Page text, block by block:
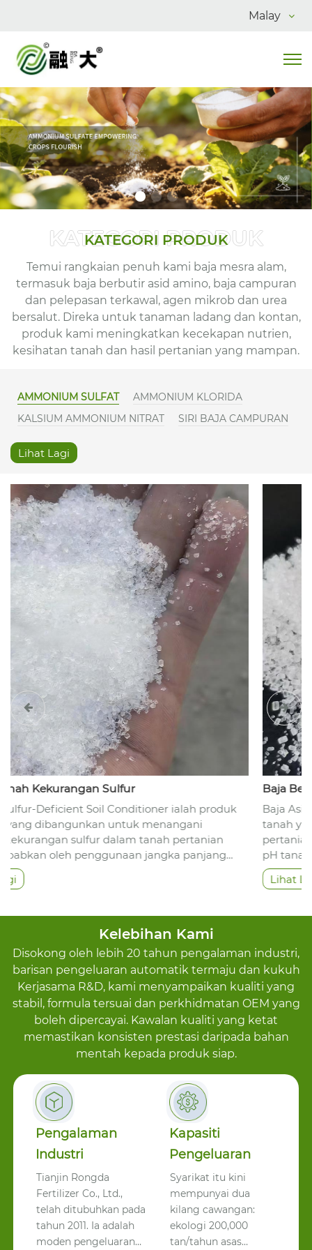
Malay
KATEGORI PRODUK
KATEGORI PRODUK
Temui rangkaian penuh kami baja mesra alam,
termasuk baja berbutir asid amino, baja campuran
dan pelepasan terkawal, agen mikrob dan urea
bersalut. Direka untuk tanaman ladang dan kontan,
produk kami meningkatkan kecekapan nutrien,
kesihatan tanah dan hasil pertanian yang mampan.
AMMONIUM SULFAT
AMMONIUM KLORIDA
KALSIUM AMMONIUM NITRAT
SIRI BAJA CAMPURAN
Lihat Lagi
Baja Berasid Secara Fisiologi
Baja Asid Fisiologi Rongda ialah produk pembaikan
tanah yang diiktiraf secara meluas dalam industri
pertanian. Kelebihan terasnya terletak pada
pH tanah secara lembut melalui aktiviti penyerapan
penggunaan langsung asid kuat secara kasar.
Kelebihan Kami
Disokong oleh lebih 20 tahun pengalaman industri,
barisan pengeluaran automatik termaju dan kukuh
Kerjasama R&D, kami menyampaikan kualiti yang
stabil, formula tersuai dan perkhidmatan OEM yang
boleh dipercayai. Kawalan kualiti yang ketat
memastikan konsisten prestasi daripada bahan
mentah kepada produk siap.
Pengalaman
Industri
Tianjin Rongda
Fertilizer Co., Ltd.,
telah ditubuhkan pada
tahun 2011. Ia adalah
moden pengeluaran
Kapasiti
Pengeluaran
Syarikat itu kini
mempunyai dua
kilang cawangan:
ekologi 200,000
tan/tahun asas